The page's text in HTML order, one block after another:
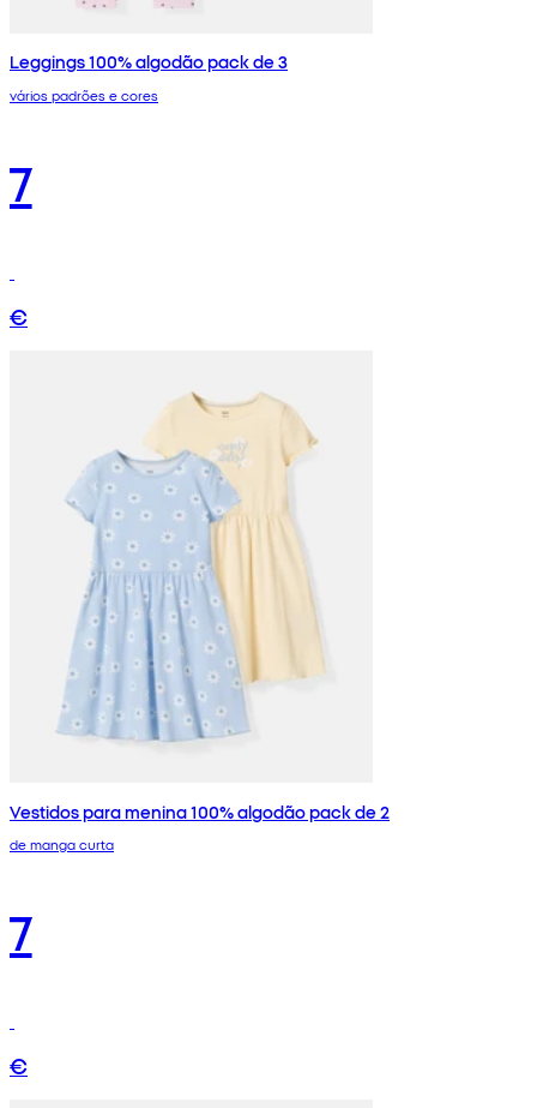
Leggings 100% algodão pack de 3
vários padrões e cores
7
€
Vestidos para menina 100% algodão pack de 2
de manga curta
7
€